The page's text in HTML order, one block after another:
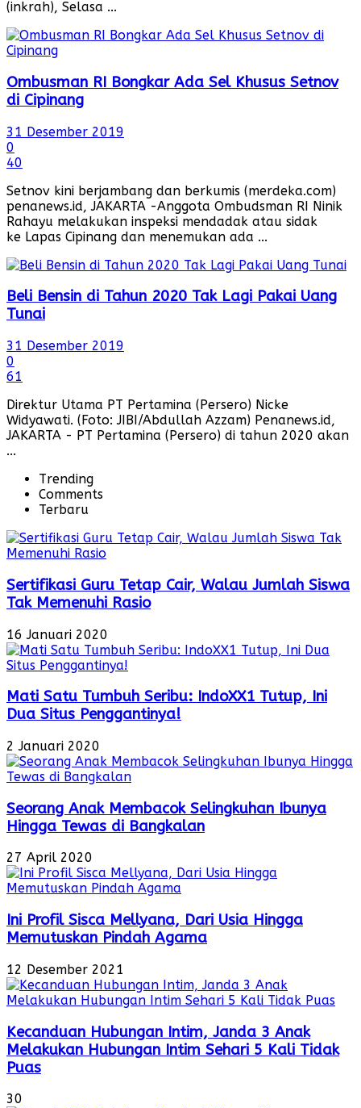
(inkrah), Selasa ...
Ombusman RI Bongkar Ada Sel Khusus Setnov
di Cipinang
31 Desember 2019
0
40
Setnov kini berjambang dan berkumis (merdeka.com)
penanews.id, JAKARTA -Anggota Ombudsman RI Ninik
Rahayu melakukan inspeksi mendadak atau sidak
ke Lapas Cipinang dan menemukan ada ...
Beli Bensin di Tahun 2020 Tak Lagi Pakai Uang
Tunai
31 Desember 2019
0
61
Direktur Utama PT Pertamina (Persero) Nicke
Widyawati. (Foto: JIBI/Abdullah Azzam) Penanews.id,
JAKARTA - PT Pertamina (Persero) di tahun 2020 akan
...
Trending
Comments
Terbaru
Sertifikasi Guru Tetap Cair, Walau Jumlah Siswa
Tak Memenuhi Rasio
16 Januari 2020
Mati Satu Tumbuh Seribu: IndoXX1 Tutup, Ini
Dua Situs Penggantinya!
2 Januari 2020
Seorang Anak Membacok Selingkuhan Ibunya
Hingga Tewas di Bangkalan
27 April 2020
Ini Profil Sisca Mellyana, Dari Usia Hingga
Memutuskan Pindah Agama
12 Desember 2021
Kecanduan Hubungan Intim, Janda 3 Anak
Melakukan Hubungan Intim Sehari 5 Kali Tidak
Puas
30